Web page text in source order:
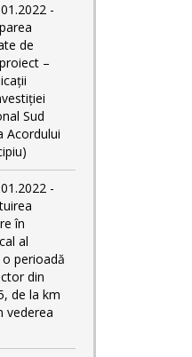
-
de
–
Sud
Acordului
-
în
al
perioadă
din
de la km
vederea